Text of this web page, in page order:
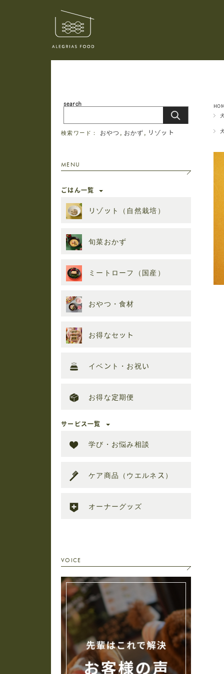
検索ワード： おやつ , おかず, リゾット
MENU
ごはん一覧
リゾット（自然栽培）
旬菜おかず
ミートローフ（国産）
おやつ・食材
お得なセット
イベント・お祝い
お得な定期便
サービス一覧
学び・お悩み相談
ケア商品（ウエルネス）
オーナーグッズ
VOICE